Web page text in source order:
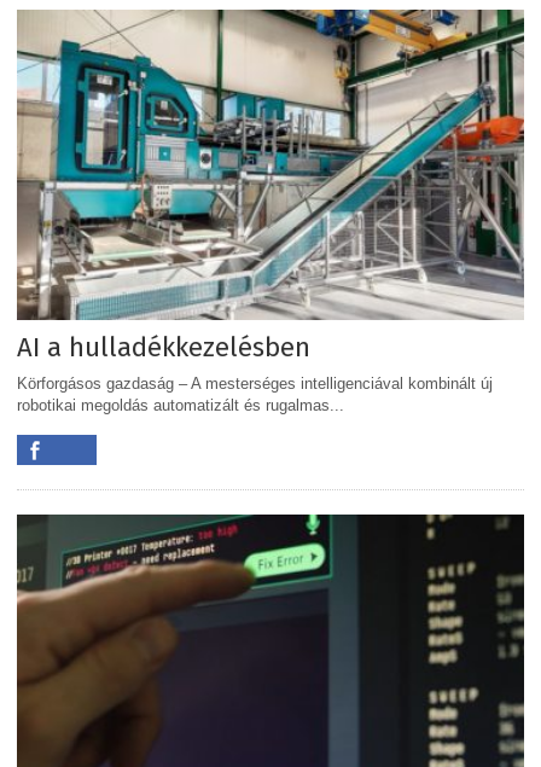
AI a hulladékkezelésben
Körforgásos gazdaság – A mesterséges intelligenciával kombinált új
robotikai megoldás automatizált és rugalmas...